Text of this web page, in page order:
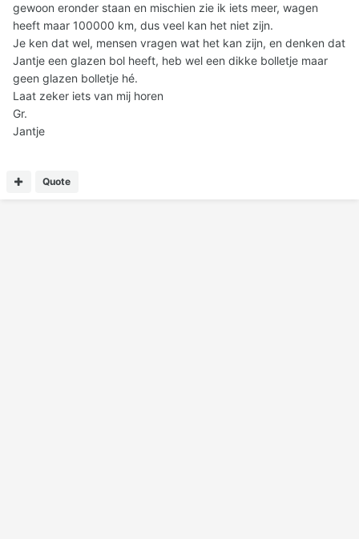
gewoon eronder staan en mischien zie ik iets meer, wagen
heeft maar 100000 km, dus veel kan het niet zijn.
Je ken dat wel, mensen vragen wat het kan zijn, en denken dat
Jantje een glazen bol heeft, heb wel een dikke bolletje maar
geen glazen bolletje hé.
Laat zeker iets van mij horen
Gr.
Jantje
Quote